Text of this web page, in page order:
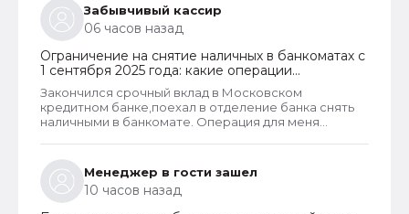
Забывчивый кассир
06 часов назад
Ограничение на снятие наличных в банкоматах с
1 сентября 2025 года: какие операции
заблокируют и как отменить запрет
Закончился срочный вклад в Московском
кредитном банке,поехал в отделение банка снять
наличными в банкомате. Операция для меня
ликвидировали.
Менеджер в гости зашел
10 часов назад